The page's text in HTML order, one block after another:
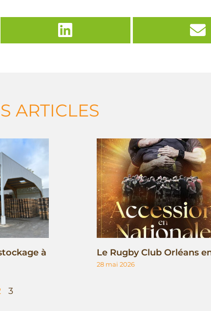
ARTICLES
à
Le Rugby Club Orléans
28 mai 2026
3